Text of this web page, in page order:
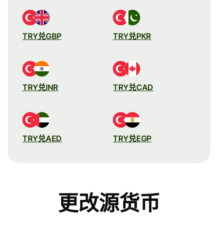
TRY兑GBP TRY兑PKR
TRY兑INR TRY兑CAD
TRY兑AED TRY兑EGP
更改源货币